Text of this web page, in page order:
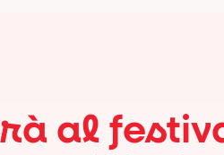
al